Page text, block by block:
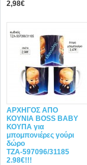
2,98€
ΑΡΧΗΓΟΣ ΑΠΟ
ΚΟΥΝΙΑ BOSS BABY
ΚΟΥΠΑ για
μπομπονιέρες γούρι
δώρο
ΤΖΑ-597096/31185
2.98€!!!